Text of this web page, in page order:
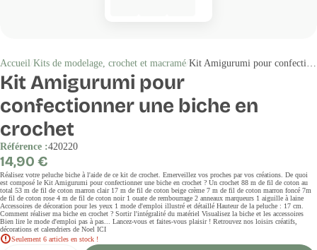
Accueil Kits de modelage, crochet et macramé Kit Amigurumi pour confectionner une biche en crochet
Kit Amigurumi pour
confectionner une biche en
crochet
Référence :420220
Prix
régulier
14,90 €
Réalisez votre peluche biche à l'aide de ce kit de crochet. Emerveillez vos proches par vos créations. De quoi
est composé le Kit Amigurumi pour confectionner une biche en crochet ? Un crochet 88 m de fil de coton au
total 53 m de fil de coton marron clair 17 m de fil de coton beige crème 7 m de fil de coton marron foncé 7m
de fil de coton rose 4 m de fil de coton noir 1 ouate de rembourrage 2 anneaux marqueurs 1 aiguille à laine
Accessoires de décoration pour les yeux 1 mode d'emploi illustré et détaillé Hauteur de la peluche : 17 cm.
Comment réaliser ma biche en crochet ? Sortir l'intégralité du matériel Visualisez la biche et les accessoires
Bien lire le mode d'emploi pas à pas... Lancez-vous et faites-vous plaisir ! Retrouvez nos loisirs créatifs,
décorations et calendriers de Noel ICI
Seulement 6 articles en stock !